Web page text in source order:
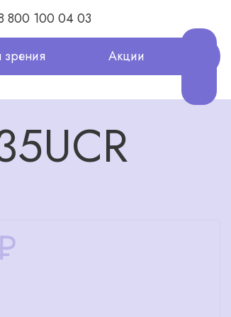
800 100 04 03
зрения Акции